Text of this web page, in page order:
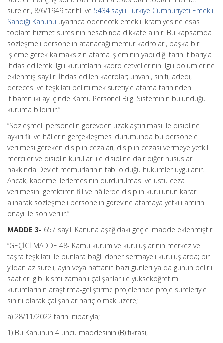
süreleri, 8/6/1949 tarihli ve 5434 sayılı Türkiye Cumhuriyeti Emekli
Sandığı Kanunu uyarınca ödenecek emekli ikramiyesine esas
toplam hizmet süresinin hesabında dikkate alınır. Bu kapsamda
sözleşmeli personelin atanacağı memur kadroları, başka bir
işleme gerek kalmaksızın atama işleminin yapıldığı tarih itibarıyla
ihdas edilerek ilgili kurumların kadro cetvellerinin ilgili bölümlerine
eklenmiş sayılır. İhdas edilen kadrolar; unvanı, sınıfı, adedi,
derecesi ve teşkilatı belirtilmek suretiyle atama tarihinden
itibaren iki ay içinde Kamu Personel Bilgi Sisteminin bulunduğu
kuruma bildirilir.”
“Sözleşmeli personelin görevden uzaklaştırılması ile disipline
aykırı fiil ve hâllerin gerçekleşmesi durumunda bu personele
verilmesi gereken disiplin cezaları, disiplin cezası vermeye yetkili
merciler ve disiplin kurulları ile disipline dair diğer hususlar
hakkında Devlet memurlarının tabi olduğu hükümler uygulanır.
Ancak, kademe ilerlemesinin durdurulması ve üstü ceza
verilmesini gerektiren fiil ve hâllerde disiplin kurulunun kararı
alınarak sözleşmeli personelin görevine atamaya yetkili amirin
onayı ile son verilir.”
MADDE 3- 657 sayılı Kanuna aşağıdaki geçici madde eklenmiştir.
“GEÇİCİ MADDE 48- Kamu kurum ve kuruluşlarının merkez ve
taşra teşkilatı ile bunlara bağlı döner sermayeli kuruluşlarda; bir
yıldan az süreli, ayın veya haftanın bazı günleri ya da günün belirli
saatleri gibi kısmi zamanlı çalışanlar ile yükseköğretim
kurumlarının araştırma-geliştirme projelerinde proje süreleriyle
sınırlı olarak çalışanlar hariç olmak üzere;
a) 28/11/2022 tarihi itibarıyla;
1) Bu Kanunun 4 üncü maddesinin (B) fıkrası,